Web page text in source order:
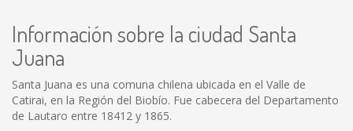
Información sobre la ciudad Santa
Juana
Santa Juana es una comuna chilena ubicada en el Valle de
Catirai, en la Región del Biobío. Fue cabecera del Departamento
de Lautaro entre 18412 y 1865.